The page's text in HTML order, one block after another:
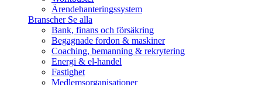
Ärendehanteringssystem
Branscher Se alla
Bank, finans och försäkring
Begagnade fordon & maskiner
Coaching, bemanning & rekrytering
Energi & el-handel
Fastighet
Medlemsorganisationer